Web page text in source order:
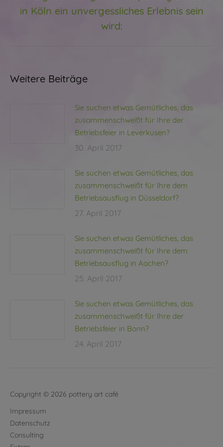
Beitrag:
in Köln ein unvergessliches Erlebnis sein
wird:
Weitere Beiträge
Sie suchen etwas Gemütliches, das
zusammenschweißt für Ihre der
Betriebsfeier in Leverkusen?
30. April 2017
Sie suchen etwas Gemütliches, das
zusammenschweißt für Ihre dem
Betriebsausflug in Düsseldorf?
27. April 2017
Sie suchen etwas Gemütliches, das
zusammenschweißt für Ihre dem
Betriebsausflug in Aachen?
25. April 2017
Sie suchen etwas Gemütliches, das
zusammenschweißt für Ihre der
Betriebsfeier in Bonn?
24. April 2017
Copyright © 2026 pottery art café
Impressum
Datenschutz
Consulting